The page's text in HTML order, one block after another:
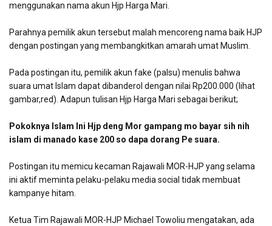
menggunakan nama akun Hjp Harga Mari.
Parahnya pemilik akun tersebut malah mencoreng nama baik HJP
dengan postingan yang membangkitkan amarah umat Muslim.
Pada postingan itu, pemilik akun fake (palsu) menulis bahwa
suara umat Islam dapat dibanderol dengan nilai Rp200.000 (lihat
gambar,red). Adapun tulisan Hjp Harga Mari sebagai berikut;
Pokoknya Islam Ini Hjp deng Mor gampang mo bayar sih nih
islam di manado kase 200 so dapa dorang Pe suara.
Postingan itu memicu kecaman Rajawali MOR-HJP yang selama
ini aktif meminta pelaku-pelaku media social tidak membuat
kampanye hitam.
Ketua Tim Rajawali MOR-HJP Michael Towoliu mengatakan, ada